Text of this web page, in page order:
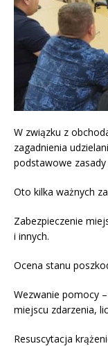
W związku z
zagadnienia
podstawowe
Oto kilka ważnych
Zabezpieczenie
i innych.
Ocena stanu
Wezwanie pomocy
miejscu zdarzenia,
Resuscytacja